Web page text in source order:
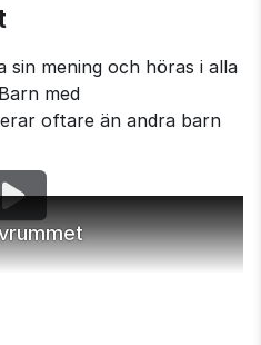
mening och höras i alla
med
oftare än andra barn